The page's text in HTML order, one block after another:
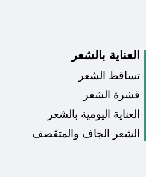
العناية بالشعر
تساقط الشعر
قشرة الشعر
العناية اليومية بالشعر
الشعر الجاف والمتقصف